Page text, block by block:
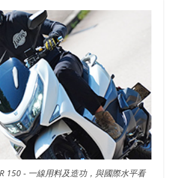
150 - 一線用料及造功，與國際水平看